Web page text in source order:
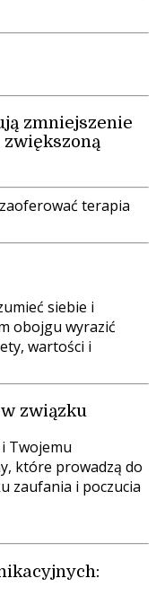
zmniejszenie
terapia
siebie i
obojgu wyrazić
wartości i
związku
Twojemu
które prowadzą do
zaufania i poczucia